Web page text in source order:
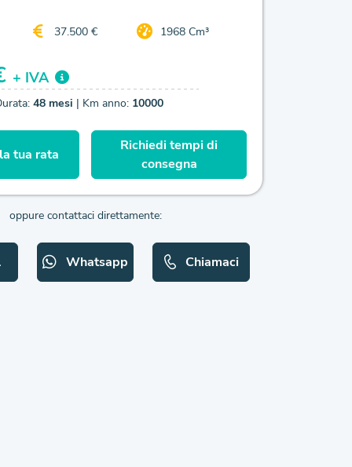
37.500 € 1968 Cm³
+ IVA
48 mesi | Km anno: 10000
tua rata
Richiedi tempi di
consegna
oppure contattaci direttamente:
Whatsapp Chiamaci